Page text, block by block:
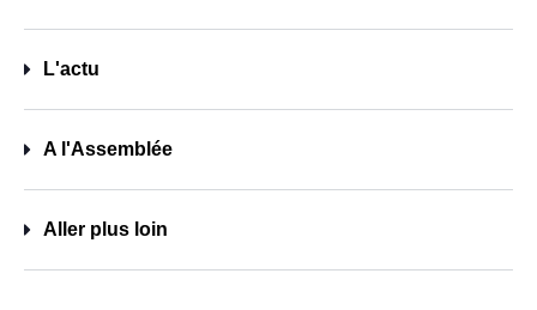
L'actu
A l'Assemblée
Aller plus loin